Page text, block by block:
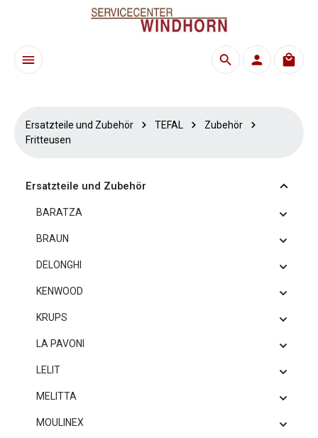
Zum Hauptinhalt springen
Ersatzteile und Zubehör TEFAL
Zubehör
Fritteusen
Ersatzteile und Zubehör
BARATZA
BRAUN
DELONGHI
KENWOOD
KRUPS
LA PAVONI
LELIT
MELITTA
MOULINEX